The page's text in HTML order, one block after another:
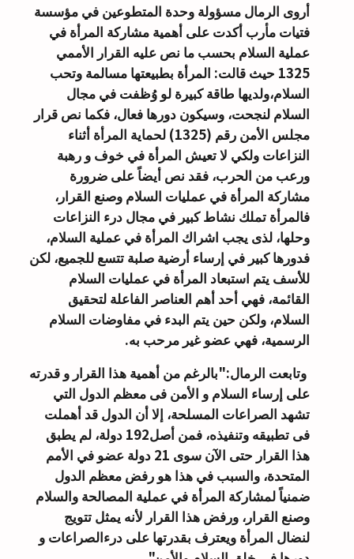
أروى الرمال مسؤولة وحدة المتطوعين في مؤسسة
فتيات مأرب أكدت على أهمية مشاركة المرأة في
عملية السلام بحسب ما نص عليه القرار الأممي
1325 حيث قالت: المرأة بطبيعتها مسالمة وتحب
السلام،ولديها طاقة كبيرة لو وُظفت في مجال
السلام لنجحت، وسيكون دورها فعال، فكما نص قرار
مجلس الأمن رقم (1325) لحماية المرأة أثناء
النزاعات ولكي لا تعيش المرأة في خوف و رهبة
ورعب من الحرب، فقد نص أيضاً على ضرورة
مشاركة المرأة في عمليات السلام وصنع القرار،
فالمرأة تملك نشاط كبير في مجال درء النزاعات
وحلها، لذى يجب اشراك المرأة في عملية السلام،
فدورها كبير في إرساء أرضية صلبة تتسع للجميع، لكن
للأسف يتم استبعاد المرأة في عمليات السلام
القائمة، فهي أحد أهم العناصر الفاعلة لتحقيق
السلام، ولكن حين يتم البدء في مفاوضات السلام
الرسمية، فهي عضو غير مرحب به.
وتابعت الرمال:"بالرغم من أهمية هذا القرار و قدرته
على إرساء السلام و الأمن فى معظم الدول التي
تشهد الصراعات المسلحة، إلا أن الدول قد أهملت
فى تطبيقه وتنفيذه، فمن أصل192 دولة، لم يطبق
هذا القرار حتى الآن سوى 21 دولة عضو في الأمم
المتحدة، والسبب في هذا هو رفض معظم الدول
ضمنياً لمشاركة المرأة في عملية المصالحة والسلام
وصنع القرار، ورفض هذا القرار لأنه يمثل تتويج
لنضال المرأة ويعترف بقدرتها على درءالصراعات و